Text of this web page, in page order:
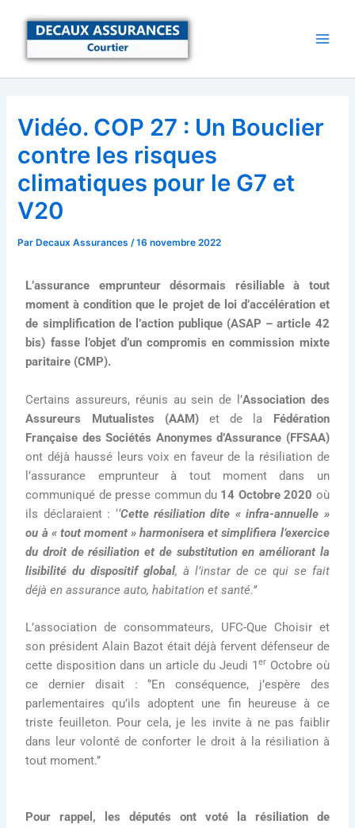
Vidéo. COP 27 : Un Bouclier
contre les risques
climatiques pour le G7 et
V20
Par Decaux Assurances/16 novembre 2022
L’assurance emprunteur désormais résiliable à tout
moment à condition que le projet de loi d’accélération et
de simplification de l’action publique (ASAP – article 42
bis) fasse l’objet d’un compromis en commission mixte
paritaire (CMP).
Certains assureurs, réunis au sein de l’Association des
Assureurs Mutualistes (AAM) et de la Fédération
Française des Sociétés Anonymes d’Assurance (FFSAA)
ont déjà haussé leurs voix en faveur de la résiliation de
l’assurance emprunteur à tout moment dans un
communiqué de presse commun du 14 Octobre 2020 où
ils déclaraient : ‘‘Cette résiliation dite « infra-annuelle »
ou à « tout moment » harmonisera et simplifiera l’exercice
du droit de résiliation et de substitution en améliorant la
lisibilité du dispositif global, à l’instar de ce qui se fait
déjà en assurance auto, habitation et santé.’’
L’association de consommateurs, UFC-Que Choisir et
son président Alain Bazot était déjà fervent défenseur de
cette disposition dans un article du Jeudi 1erOctobre où
ce dernier disait : ‘’En conséquence, j’espère des
parlementaires qu’ils adoptent une fin heureuse à ce
triste feuilleton. Pour cela, je les invite à ne pas faiblir
dans leur volonté de conforter le droit à la résiliation à
tout moment.’’
Pour rappel, les députés ont voté la résiliation de